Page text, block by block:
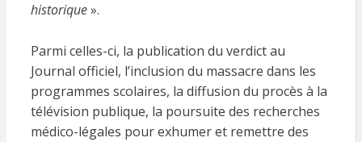
historique».
Parmi celles-ci, la publication du verdict au
Journal officiel, l’inclusion du massacre dans les
programmes scolaires, la diffusion du procès à la
télévision publique, la poursuite des recherches
médico-légales pour exhumer et remettre des